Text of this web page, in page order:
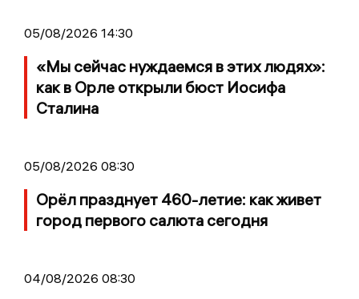
05/08/2026 14:30
«Мы сейчас нуждаемся в этих людях»:
как в Орле открыли бюст Иосифа
Сталина
05/08/2026 08:30
Орёл празднует 460-летие: как живет
город первого салюта сегодня
04/08/2026 08:30